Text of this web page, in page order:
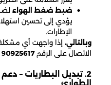
ضبط ضغط الهواء
يؤدي إلى تحسين
الإطارات.
وبالتالي، إذا واجهت أي
الاتصال على الرقم 90925617
2. تبديل البطاريات –